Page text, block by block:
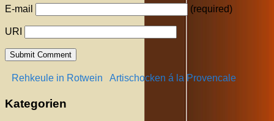
E-mail (required)
URI
Rehkeule in Rotwein Artischocken á la Provencale
Kategorien